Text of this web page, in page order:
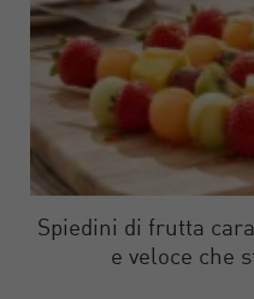
Spiedini di frutta
e veloce che